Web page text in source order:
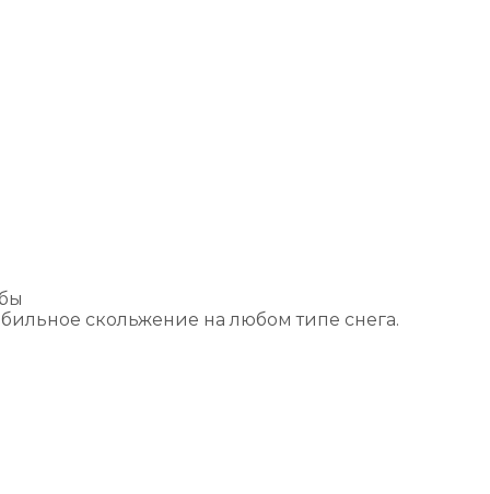
скольжение на любом типе снега.